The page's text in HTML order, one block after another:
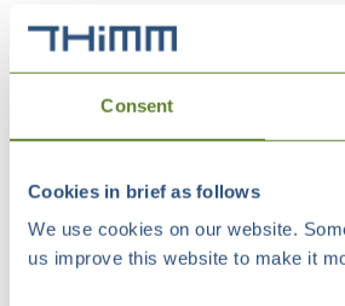
Consent
Cookies in brief as follows
We use cookies on our website.
us improve this website to make it